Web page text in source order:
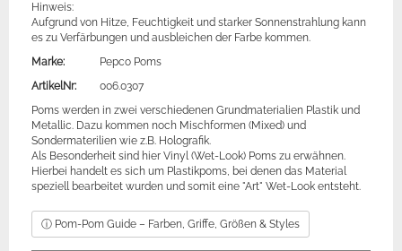
Hinweis:
Aufgrund von Hitze, Feuchtigkeit und starker Sonnenstrahlung kann
es zu Verfärbungen und ausbleichen der Farbe kommen.
Marke:
Pepco Poms
ArtikelNr:
006.0307
Poms werden in zwei verschiedenen Grundmaterialien Plastik und
Metallic. Dazu kommen noch Mischformen (Mixed) und
Sondermaterilien wie z.B. Holografik.
Als Besonderheit sind hier Vinyl (Wet-Look) Poms zu erwähnen.
Hierbei handelt es sich um Plastikpoms, bei denen das Material
speziell bearbeitet wurden und somit eine "Art" Wet-Look entsteht.
ⓘ Pom-Pom Guide – Farben, Griffe, Größen & Styles